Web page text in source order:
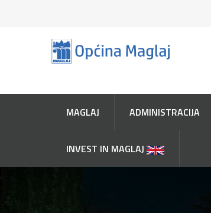
MAGLAJ ADMINISTRACIJA
INVEST IN MAGLAJ